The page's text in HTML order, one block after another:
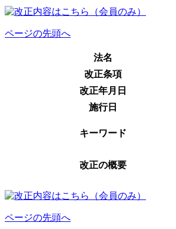
ページの先頭へ
法名
改正条項
改正年月日
施行日
キーワード
改正の概要
ページの先頭へ